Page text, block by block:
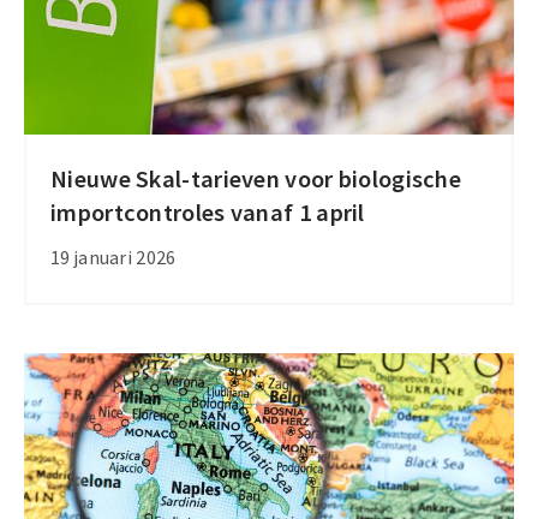
Nieuwe Skal-tarieven voor biologische
importcontroles vanaf 1 april
19 januari 2026
Nieuwe
Skal-
tarieven
importcontroles
vanaf
1
april